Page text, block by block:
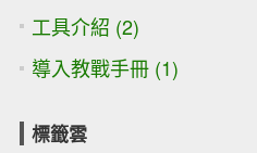
工具介紹 (2)
導入教戰手冊 (1)
標籤雲